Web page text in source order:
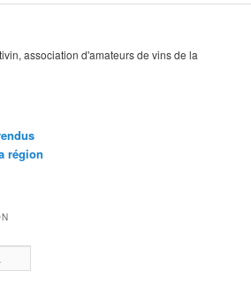
association d'amateurs de vins de la
région